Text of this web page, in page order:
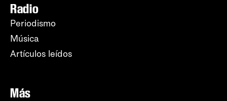
Radio
Periodismo
Música
Artículos leídos
Más